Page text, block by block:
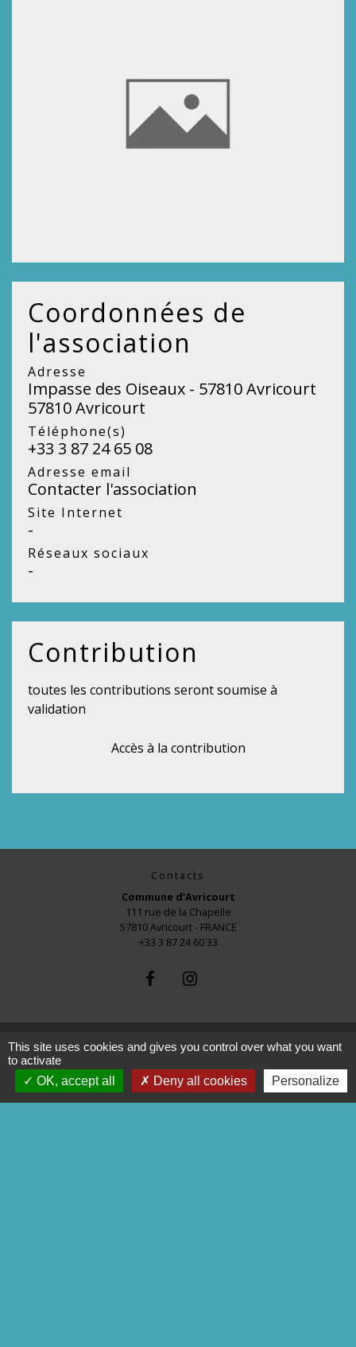
Coordonnées de
l'association
Adresse
Impasse des Oiseaux - 57810 Avricourt
57810 Avricourt
Téléphone(s)
+33 3 87 24 65 08
Adresse email
Contacter l'association
Site Internet
-
Réseaux sociaux
-
Contribution
toutes les contributions seront soumise à
validation
Accès à la contribution
Contacts
Commune d’Avricourt
111 rue de la Chapelle
57810 Avricourt - FRANCE
+33 3 87 24 60 33
Liens
This site uses cookies and gives you control over what you want
to activate
OK, accept all
Deny all cookies Personalize